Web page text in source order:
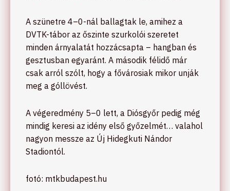
A szünetre 4–0-nál ballagtak le, amihez a
DVTK-tábor az őszinte szurkolói szeretet
minden árnyalatát hozzácsapta – hangban és
gesztusban egyaránt. A második félidő már
csak arról szólt, hogy a fővárosiak mikor unják
meg a góllövést.
A végeredmény 5–0 lett, a Diósgyőr pedig még
mindig keresi az idény első győzelmét… valahol
nagyon messze az Új Hidegkuti Nándor
Stadiontól.
fotó: mtkbudapest.hu